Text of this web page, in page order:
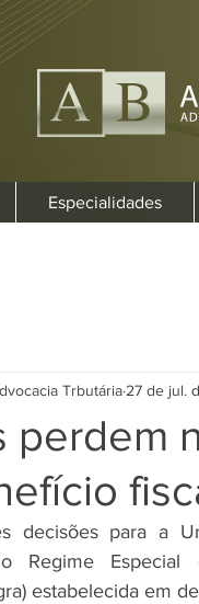
Especialidades
perdem
Trbutária 27 de jul.
decisões para a
Regime
estabelecida em